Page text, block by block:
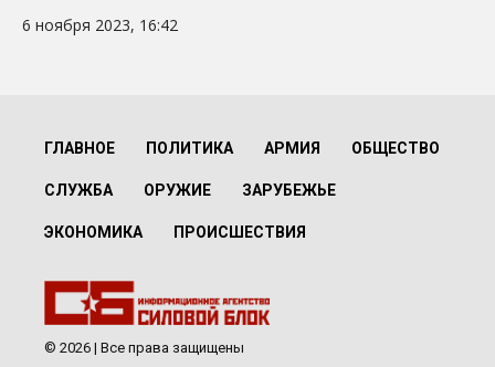
6 ноября 2023, 16:42
ГЛАВНОЕ ПОЛИТИКА АРМИЯ ОБЩЕСТВО
СЛУЖБА ОРУЖИЕ ЗАРУБЕЖЬЕ
ЭКОНОМИКА ПРОИСШЕСТВИЯ
© 2026 | Все права защищены